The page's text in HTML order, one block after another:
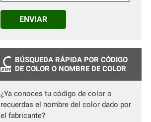
ENVIAR
BÚSQUEDA RÁPIDA POR CÓDIGO
DE COLOR O NOMBRE DE COLOR
¿Ya conoces tu código de color o
recuerdas el nombre del color dado por
el fabricante?